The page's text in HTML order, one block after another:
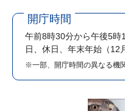
開庁時間
午前8時30分から午後5時
日、休日、年末年始（12
※一部、開庁時間の異なる機